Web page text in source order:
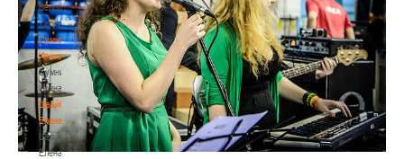
Белошапко
Татьяна
Сумникова
Ирина
Сумникова
Ирина
Швайбович
Елена
Швайбович
Елена